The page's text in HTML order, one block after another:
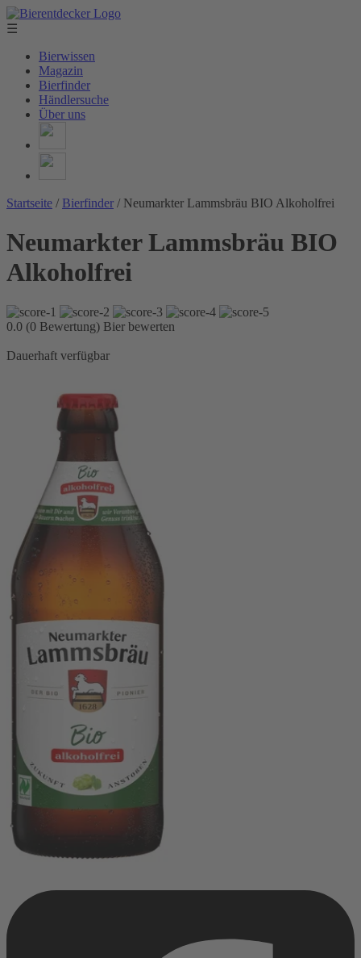
☰
Bierwissen
Magazin
Bierfinder
Händlersuche
Über uns
Startseite / Bierfinder / Neumarkter Lammsbräu BIO Alkoholfrei
Neumarkter Lammsbräu BIO
Alkoholfrei
0.0 (0 Bewertung) Bier bewerten
Dauerhaft verfügbar